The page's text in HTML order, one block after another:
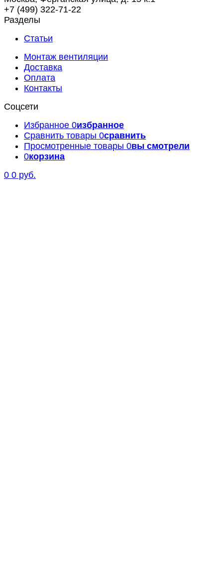
+7 (499) 322-71-22
Разделы
Статьи
Монтаж вентиляции
Доставка
Оплата
Контакты
Соцсети
Избранное 0избранное
Сравнить товары 0сравнить
Просмотренные товары 0вы смотрели
0корзина
0 0 руб.